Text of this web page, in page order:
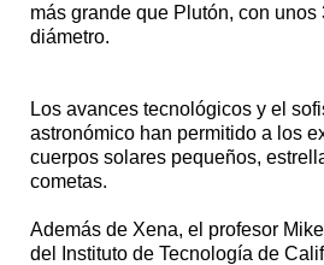
más grande que Plutón, con unos
diámetro.
Los avances tecnológicos y el
astronómico han permitido a los
cuerpos solares pequeños,
cometas.
Además de Xena, el profesor
del Instituto de Tecnología de